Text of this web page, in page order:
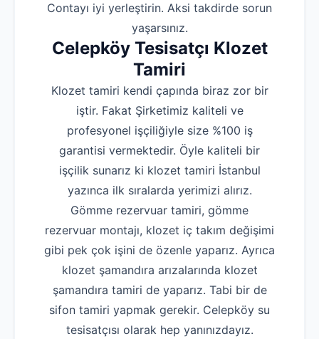
‌Contayı iyi yerleştirin. Aksi takdirde sorun
yaşarsınız.
Celepköy Tesisatçı Klozet
Tamiri
Klozet tamiri kendi çapında biraz zor bir
iştir. Fakat Şirketimiz kaliteli ve
profesyonel işçiliğiyle size %100 iş
garantisi vermektedir. Öyle kaliteli bir
işçilik sunarız ki klozet tamiri İstanbul
yazınca ilk sıralarda yerimizi alırız.
Gömme rezervuar tamiri, gömme
rezervuar montajı, klozet iç takım değişimi
gibi pek çok işini de özenle yaparız. Ayrıca
klozet şamandıra arızalarında klozet
şamandıra tamiri de yaparız. Tabi bir de
sifon tamiri yapmak gerekir. Celepköy su
tesisatçısı olarak hep yanınızdayız.